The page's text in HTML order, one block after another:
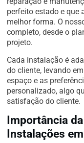
perfeito estado e que
melhor forma. O
completo, desde o
projeto.
Cada instalação é
do cliente, levando
espaço e as
personalizado, algo
satisfação do cliente.
Importância
Instalações